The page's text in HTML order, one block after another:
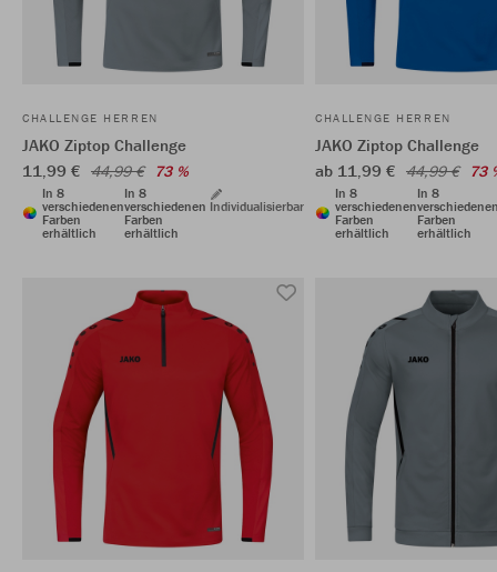
CHALLENGE HERREN
JAKO Ziptop Challenge
11,99 € 44,99 € 73 %
In 8
verschiedenen
Farben
erhältlich
In 8
verschiedenen
Farben
erhältlich
Individualisierbar
CHALLENGE HERREN
JAKO Ziptop Challenge
ab 11,99 € 44,99 € 73
In 8
verschiedenen
Farben
erhältlich
In 8
Farben
erhältlich